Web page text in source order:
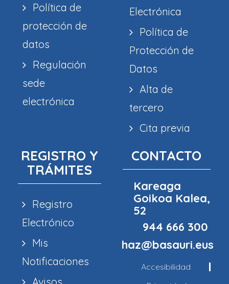
Política de
protección de
datos
Regulación
sede
electrónica
Electrónica
Política de
Protección de
Datos
Alta de
tercero
Cita previa
REGISTRO Y
TRÁMITES
Registro
Electrónico
Mis
Notificaciones
CONTACTO
Kareaga
Goikoa Kalea,
52
944 666 300
haz@basauri.eus
Accesibilidad